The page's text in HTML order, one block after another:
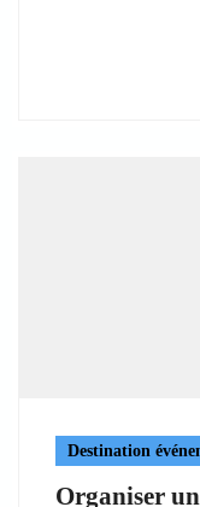
Destination
Organiser